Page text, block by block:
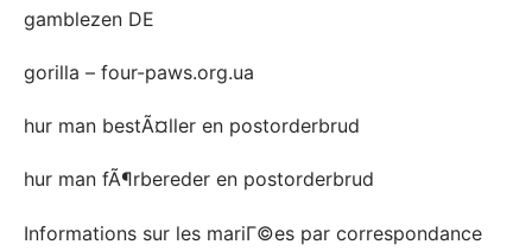
gamblezen DE
gorilla – four-paws.org.ua
hur man bestÃ¤ller en postorderbrud
hur man fÃ¶rbereder en postorderbrud
Informations sur les mariГ©es par correspondance